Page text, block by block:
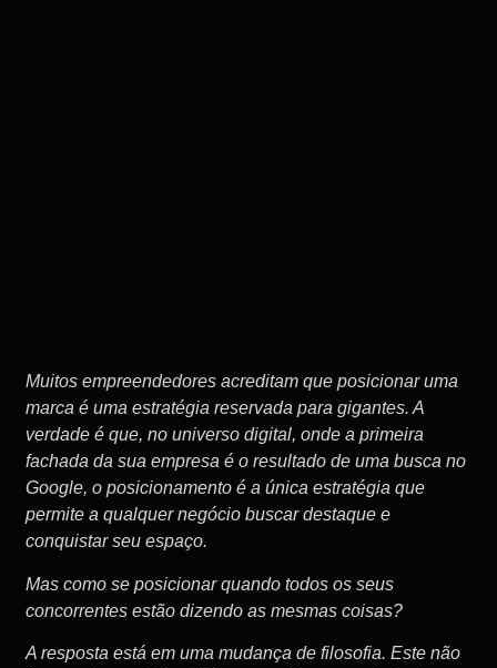
Muitos empreendedores acreditam que posicionar uma
marca é uma estratégia reservada para gigantes. A
verdade é que, no universo digital, onde a primeira
fachada da sua empresa é o resultado de uma busca no
Google, o posicionamento é a única estratégia que
permite a qualquer negócio buscar destaque e
conquistar seu espaço.
Mas como se posicionar quando todos os seus
concorrentes estão dizendo as mesmas coisas?
A resposta está em uma mudança de filosofia. Este não